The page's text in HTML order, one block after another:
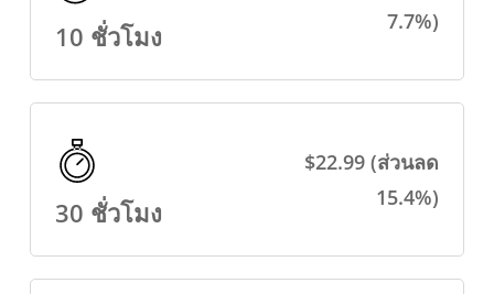
10 ชั่วโมง
7.7%)
30 ชั่วโมง
$22.99 (ส่วนลด
15.4%)